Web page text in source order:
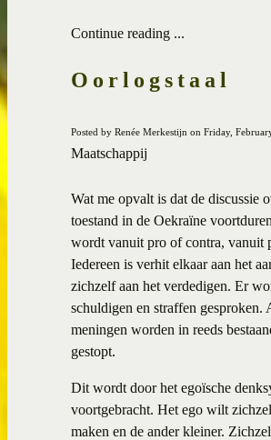
Continue reading ...
Oorlogstaal
Posted by Renée Merkestijn on Friday,
Maatschappij
Wat me opvalt is dat de discussie
toestand in de Oekraïne
wordt vanuit pro of contra, vanuit
Iedereen is verhit elkaar aan het
zichzelf aan het verdedigen. Er
schuldigen en straffen gesproken.
meningen worden in reeds
gestopt.
Dit wordt door het egoïsche
voortgebracht. Het ego wilt
maken en de ander kleiner.